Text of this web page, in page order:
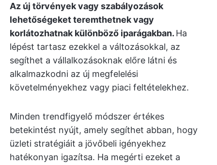
Az új törvények vagy szabályozások
lehetőségeket teremthetnek vagy
korlátozhatnak különböző iparágakban. Ha
lépést tartasz ezekkel a változásokkal, az
segíthet a vállalkozásoknak előre látni és
alkalmazkodni az új megfelelési
követelményekhez vagy piaci feltételekhez.
Minden trendfigyelő módszer értékes
betekintést nyújt, amely segíthet abban, hogy
üzleti stratégiáit a jövőbeli igényekhez
hatékonyan igazítsa. Ha megérti ezeket a